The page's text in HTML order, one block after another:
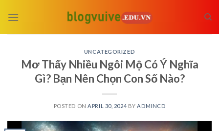
UNCATEGORIZED
Mơ Thấy Nhiều Ngôi Mộ Có Ý Nghĩa
Gì? Bạn Nên Chọn Con Số Nào?
POSTED ON APRIL 30, 2024 BY ADMINCD